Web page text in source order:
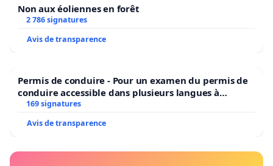
Non aux éoliennes en forêt
2 786 signatures
Avis de transparence
Permis de conduire - Pour un examen du permis de
conduire accessible dans plusieurs langues à
Bruxelles
169 signatures
Avis de transparence